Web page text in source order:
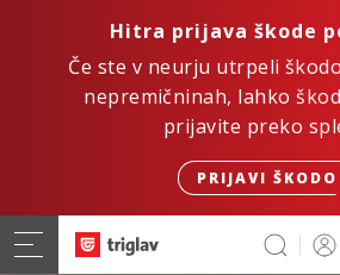
Hitra prijava škode
Če ste v neurju utrpeli
nepremičninah, lahko
prijavite preko
PRIJAVI ŠKODO